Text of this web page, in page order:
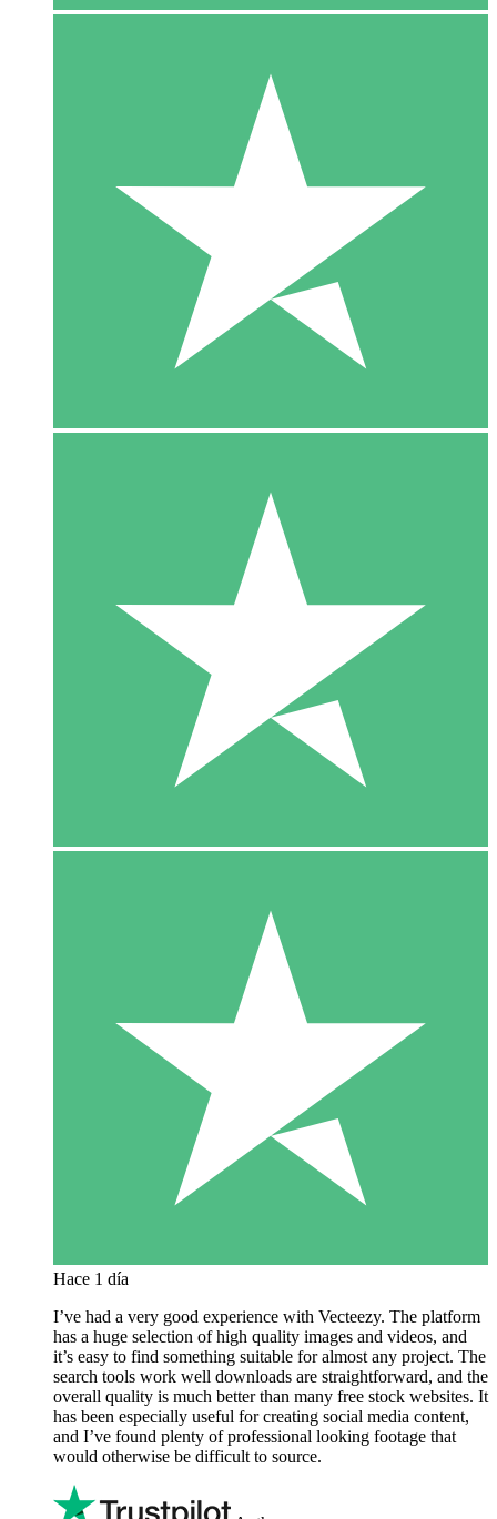
Hace 1 día
I’ve had a very good experience with Vecteezy. The platform
has a huge selection of high quality images and videos, and
it’s easy to find something suitable for almost any project. The
search tools work well downloads are straightforward, and the
overall quality is much better than many free stock websites. It
has been especially useful for creating social media content,
and I’ve found plenty of professional looking footage that
would otherwise be difficult to source.